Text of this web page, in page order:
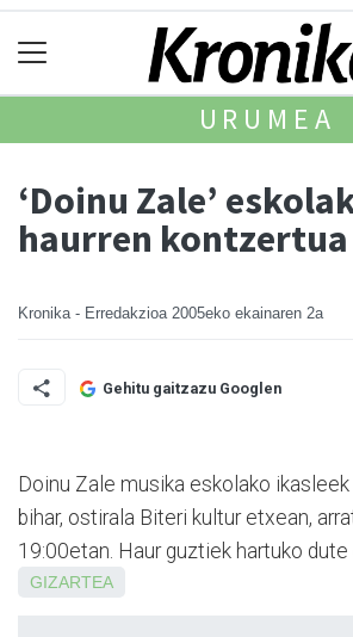
URUMEA
‘Doinu Zale’
haurren
Kronika - Erredakzioa 2005eko ekainaren 2a
Gehitu gaitzazu Googlen
Doinu Zale musika eskolako
bihar, ostirala Biteri kultur etxean,
19:00etan. Haur guztiek hartuko dute
GIZARTEA